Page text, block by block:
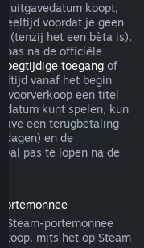
uitgavedatum koopt,
voordat je geen
(tenzij het een bèta is),
pas na de officiële
Vroegtijdige toegangof
vanaf het begin
voorverkoop een titel
kunt spelen, kun
een terugbetaling
dagen) en de
pas te lopen na de
Steam-portemonnee
mits het op Steam